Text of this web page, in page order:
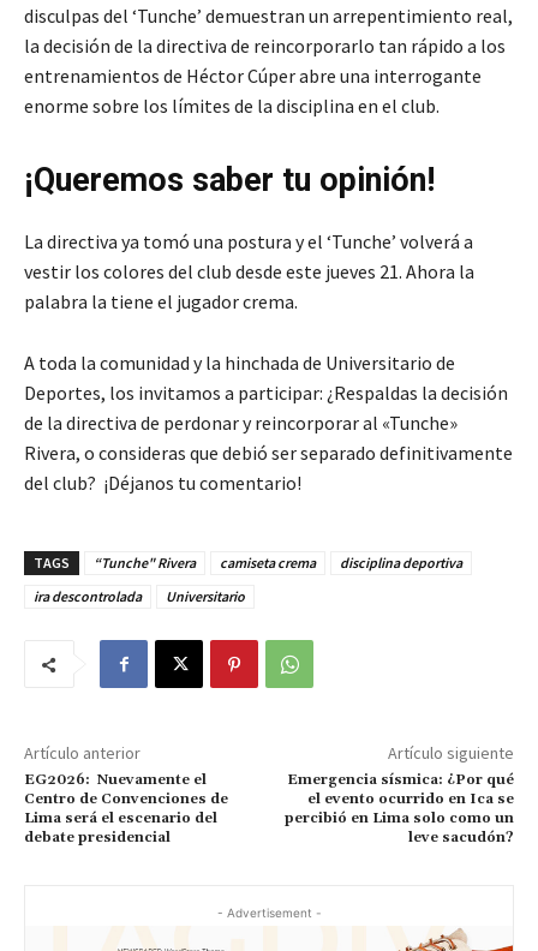
disculpas del ‘Tunche’ demuestran un arrepentimiento real,
la decisión de la directiva de reincorporarlo tan rápido a los
entrenamientos de Héctor Cúper abre una interrogante
enorme sobre los límites de la disciplina en el club.
¡Queremos saber tu opinión!
La directiva ya tomó una postura y el ‘Tunche’ volverá a
vestir los colores del club desde este jueves 21. Ahora la
palabra la tiene el jugador crema.
A toda la comunidad y la hinchada de Universitario de
Deportes, los invitamos a participar: ¿Respaldas la decisión
de la directiva de perdonar y reincorporar al «Tunche»
Rivera, o consideras que debió ser separado definitivamente
del club? ¡Déjanos tu comentario!
TAGS “Tunche" Rivera camiseta crema
disciplina deportiva
ira descontrolada
Universitario
Artículo anterior
EG2026: Nuevamente el
Centro de Convenciones de
Lima será el escenario del
debate presidencial
Artículo siguiente
Emergencia sísmica: ¿Por qué
el evento ocurrido en Ica se
percibió en Lima solo como un
leve sacudón?
- Advertisement -